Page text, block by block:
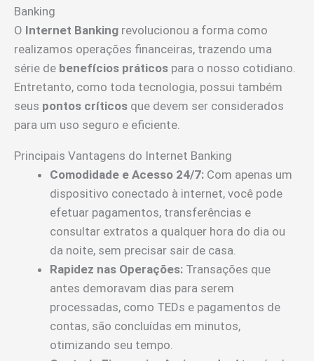
Banking
O Internet Banking revolucionou a forma como
realizamos operações financeiras, trazendo uma
série de benefícios práticos para o nosso cotidiano.
Entretanto, como toda tecnologia, possui também
seus pontos críticos que devem ser considerados
para um uso seguro e eficiente.
Principais Vantagens do Internet Banking
Comodidade e Acesso 24/7: Com apenas um
dispositivo conectado à internet, você pode
efetuar pagamentos, transferências e
consultar extratos a qualquer hora do dia ou
da noite, sem precisar sair de casa.
Rapidez nas Operações: Transações que
antes demoravam dias para serem
processadas, como TEDs e pagamentos de
contas, são concluídas em minutos,
otimizando seu tempo.